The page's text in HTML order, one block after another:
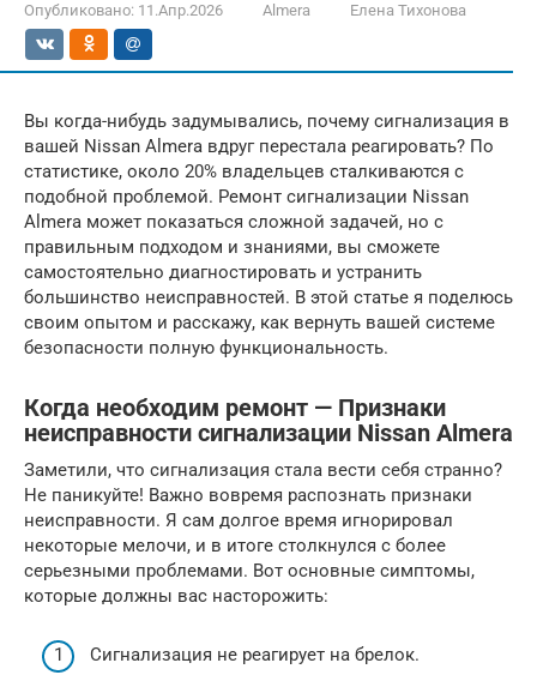
Опубликовано: 11.Апр.2026 Almera Елена Тихонова
Вы когда-нибудь задумывались, почему сигнализация в
вашей Nissan Almera вдруг перестала реагировать? По
статистике, около 20% владельцев сталкиваются с
подобной проблемой. Ремонт сигнализации Nissan
Almera может показаться сложной задачей, но с
правильным подходом и знаниями, вы сможете
самостоятельно диагностировать и устранить
большинство неисправностей. В этой статье я поделюсь
своим опытом и расскажу, как вернуть вашей системе
безопасности полную функциональность.
Когда необходим ремонт — Признаки
неисправности сигнализации Nissan Almera
Заметили, что сигнализация стала вести себя странно?
Не паникуйте! Важно вовремя распознать признаки
неисправности. Я сам долгое время игнорировал
некоторые мелочи, и в итоге столкнулся с более
серьезными проблемами. Вот основные симптомы,
которые должны вас насторожить:
Сигнализация не реагирует на брелок.